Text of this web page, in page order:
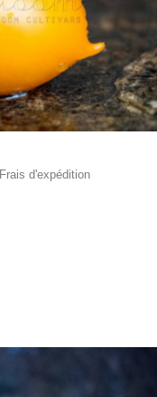
Frais d'expédition